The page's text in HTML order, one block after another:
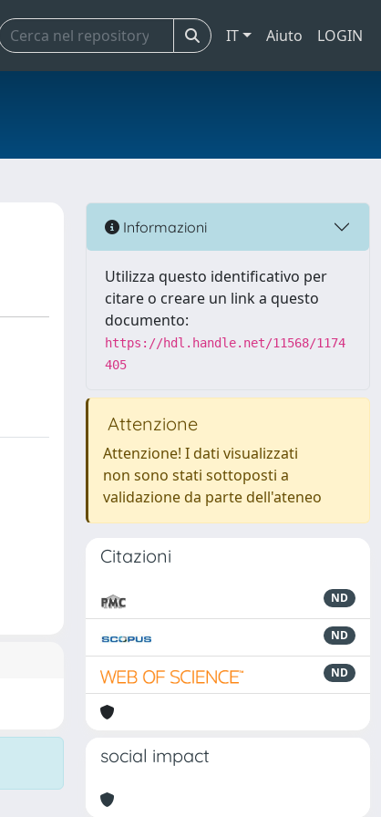
IT Aiuto LOGIN
Informazioni
Utilizza questo identificativo per
citare o creare un link a questo
documento:
https://hdl.handle.net/11568/1174
405
Attenzione
Attenzione! I dati visualizzati
non sono stati sottoposti a
validazione da parte dell'ateneo
Citazioni
ND
ND
ND
social impact